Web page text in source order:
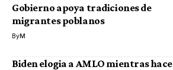
Gobierno apoya tradiciones de
migrantes poblanos
ByM
Biden elogia a AMLO mientras hace